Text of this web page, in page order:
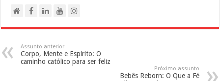
Assunto anterior
Corpo, Mente e Espírito: O
caminho católico para ser feliz
Próximo assunto
Bebês Reborn: O Que a Fé